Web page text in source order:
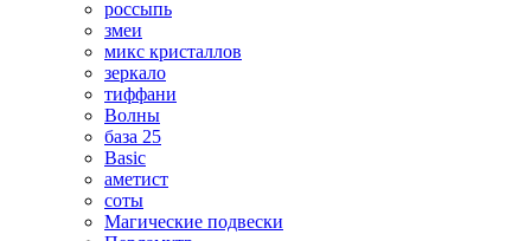
россыпь
змеи
микс кристаллов
зеркало
тиффани
Волны
база 25
Basic
аметист
соты
Магические подвески